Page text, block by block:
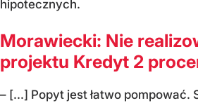
hipotecznych.
Morawiecki: Nie
projektu Kredyt 2
– [...] Popyt jest łatwo pompować.